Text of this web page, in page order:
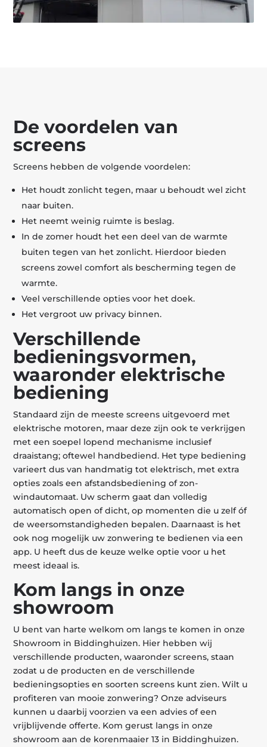
De voordelen van
screens
Screens hebben de volgende voordelen:
Het houdt zonlicht tegen, maar u behoudt wel zicht
naar buiten.
Het neemt weinig ruimte is beslag.
In de zomer houdt het een deel van de warmte
buiten tegen van het zonlicht. Hierdoor bieden
screens zowel comfort als bescherming tegen de
warmte.
Veel verschillende opties voor het doek.
Het vergroot uw privacy binnen.
Verschillende
bedieningsvormen,
waaronder elektrische
bediening
Standaard zijn de meeste screens uitgevoerd met
elektrische motoren, maar deze zijn ook te verkrijgen
met een soepel lopend mechanisme inclusief
draaistang; oftewel handbediend. Het type bediening
varieert dus van handmatig tot elektrisch, met extra
opties zoals een afstandsbediening of zon-
windautomaat. Uw scherm gaat dan volledig
automatisch open of dicht, op momenten die u zelf óf
de weersomstandigheden bepalen. Daarnaast is het
ook nog mogelijk uw zonwering te bedienen via een
app. U heeft dus de keuze welke optie voor u het
meest ideaal is.
Kom langs in onze
showroom
U bent van harte welkom om langs te komen in onze
Showroom in Biddinghuizen. Hier hebben wij
verschillende producten, waaronder screens, staan
zodat u de producten en de verschillende
bedieningsopties en soorten screens kunt zien. Wilt u
profiteren van mooie zonwering? Onze adviseurs
kunnen u daarbij voorzien va een advies of een
vrijblijvende offerte. Kom gerust langs in onze
showroom aan de korenmaaier 13 in Biddinghuizen.